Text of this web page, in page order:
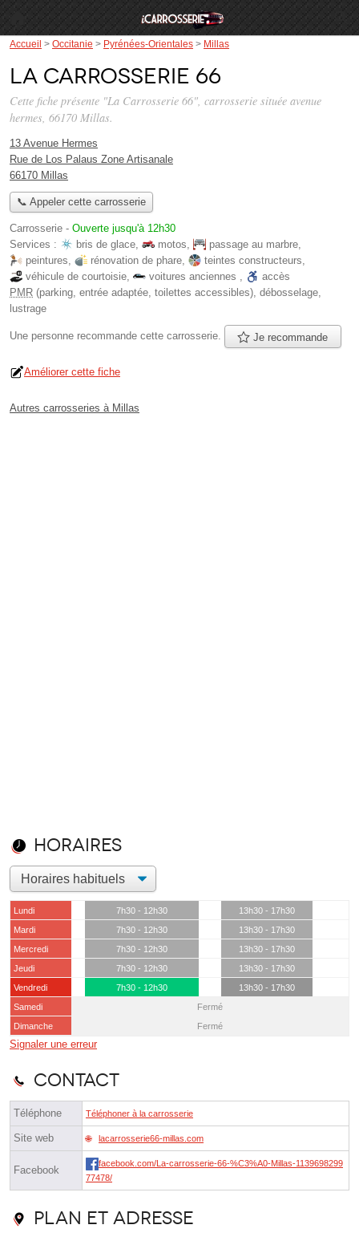
Accueil > Occitanie > Pyrénées-Orientales > Millas
La Carrosserie 66
Cette fiche présente "La Carrosserie 66", carrosserie située avenue
hermes, 66170 Millas.
13 Avenue Hermes
Rue de Los Palaus Zone Artisanale
66170 Millas
📞 Appeler cette carrosserie
Carrosserie - Ouverte jusqu'à 12h30
Services :
bris de glace, motos, passage au marbre,
peintures, rénovation de phare, teintes constructeurs,
véhicule de courtoisie, voitures anciennes ,
accès
PMR (parking, entrée adaptée, toilettes accessibles), débosselage,
lustrage
Une personne recommande cette carrosserie. Je recommande
Améliorer cette fiche
Autres carrosseries à Millas
Horaires
Lundi 7h30 - 12h30
13h30 - 17h30
Mardi
7h30 - 12h30
13h30 - 17h30
Mercredi
7h30 - 12h30
13h30 - 17h30
Jeudi
7h30 - 12h30
13h30 - 17h30
Vendredi
7h30 - 12h30
13h30 - 17h30
Samedi
Fermé
Dimanche
Fermé
Signaler une erreur
Contact
Téléphone Téléphoner à la carrosserie
Site web lacarrosserie66-millas.com
Facebook
facebook.com/La-carrosserie-66-%C3%A0-Millas-1139698299
77478/
Plan et adresse